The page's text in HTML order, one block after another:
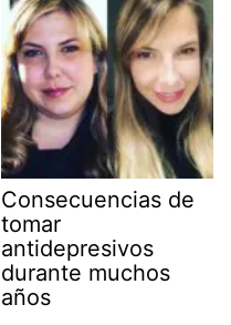
Consecuencias de
tomar
antidepresivos
durante muchos
años